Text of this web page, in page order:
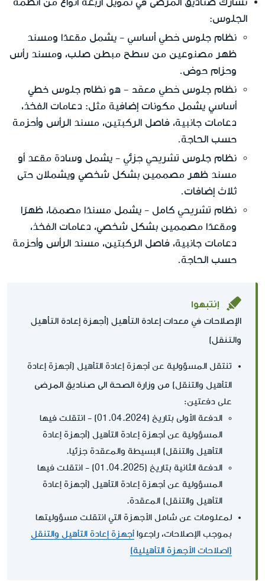
الجلوس:
نظام جلوس خطي أساسي - يشمل مقعدًا ومسند
ظهر مصنوعين من سطح مبطن صلب، ومسند رأس
وحزام حوض.
نظام جلوس خطي معقد - هو نظام جلوس خطي
أساسي يشمل مكونات إضافية مثل: دعامات الفخذ،
دعامات جانبية، فاصل الركبتين، مسند الرأس وأحزمة
حسب الحاجة.
نظام جلوس تشريحي جزئي - يشمل وسادة مقعد أو
مسند ظهر مصممين بشكل شخصي ويشملان حتى
ثلاث إضافات.
نظام تشريحي كامل
- يشمل مسندًا مصممًا، ظهرًا
ومقعدًا مصممين بشكل شخصي، دعامات الفخذ،
دعامات جانبية، فاصل الركبتين، مسند الرأس وأحزمة
حسب الحاجة.
إنتبهوا
الإصلاحات في معدات إعادة التأهيل (أجهزة إعادة التأهيل
والتنقل)
تنتقل المسؤولية عن أجهزة إعادة التأهيل (أجهزة إعادة
التأهيل والتنقل) من وزارة الصحة الى صناديق المرضى
على دفعتين:
الدفعة الأولى بتاريخ (01.04.2024) - انتقلت فيها
المسؤولية عن أجهزة إعادة التأهيل (أجهزة إعادة
التأهيل والتنقل) البسيطة والمعقدة جزئيا.
الدفعة الثانية بتاريخ (01.04.2025) - انتقلت فيها
المسؤولية عن أجهزة إعادة التأهيل (أجهزة إعادة
التأهيل والتنقل) المعقدة.
لمعلومات عن شامل الأجهزة التي انتقلت مسؤوليتها
بموجب الإصلاحات، راجعوا أجهزة إعادة التأهيل والتنقل
(اصلاحات الأجهزة التأهيلية)